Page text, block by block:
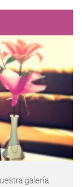
galería